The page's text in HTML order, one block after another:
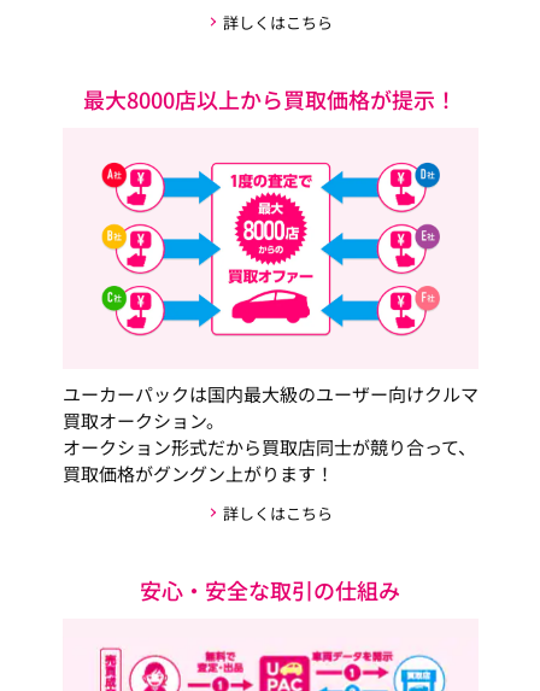
詳しくはこちら
最大8000店以上から買取価格が提示！
ユーカーパックは国内最大級のユーザー向けクルマ
買取オークション。
オークション形式だから買取店同士が競り合って、
買取価格がグングン上がります！
詳しくはこちら
安心・安全な取引の仕組み